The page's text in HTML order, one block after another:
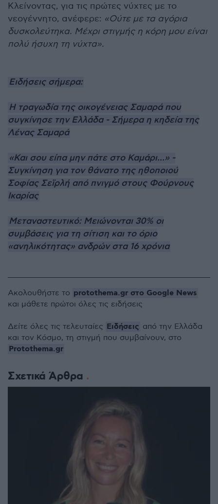
Κλείνοντας, για τις πρώτες νύχτες με το
νεογέννητο, ανέφερε: «Ούτε με τα αγόρια
δυσκολεύτηκα. Μέχρι στιγμής η κόρη μου είναι
πολύ ήσυχη τη νύχτα».
Ειδήσεις σήμερα:
H τραγωδία της οικογένειας Σαμαρά που
συγκίνησε την Ελλάδα - Σήμερα η κηδεία της
Λένας Σαμαρά
«Και σου είπα μην πάτε στο Καμάρι...» -
Συγκίνηση για τον θάνατο της ηθοποιού
Σοφίας Σεϊρλή από πνιγμό στους Φούρνους
Ικαρίας
Μεταναστευτικό: Μειώνονται 30% οι
συμβάσεις για τη σίτιση και το όριο
«ανηλικότητας» ανδρών στα 16 χρόνια
Σχετικά Άρθρα
Ακολουθήστε το protothema.gr στο Google News
και μάθετε πρώτοι όλες τις ειδήσεις
Δείτε όλες τις τελευταίες Ειδήσεις από την Ελλάδα
και τον Κόσμο, τη στιγμή που συμβαίνουν, στο
Protothema.gr